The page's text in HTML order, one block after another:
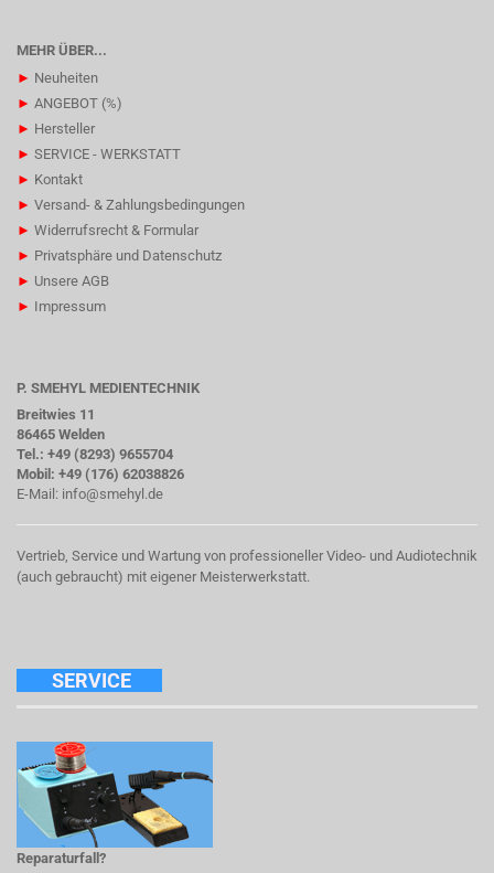
MEHR ÜBER...
► Neuheiten
► ANGEBOT (%)
► Hersteller
► SERVICE - WERKSTATT
► Kontakt
► Versand- & Zahlungsbedingungen
► Widerrufsrecht & Formular
► Privatsphäre und Datenschutz
► Unsere AGB
► Impressum
P. SMEHYL MEDIENTECHNIK
Breitwies 11
86465 Welden
Tel.: +49 (8293) 9655704
Mobil: +49 (176) 62038826
E-Mail: info@smehyl.de
Vertrieb, Service und Wartung von professioneller Video- und Audiotechnik
(auch gebraucht) mit eigener Meisterwerkstatt.
SERVICE
Reparaturfall?